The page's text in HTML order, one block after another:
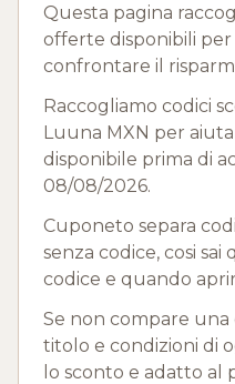
Questa pagina
offerte disponibili
confrontare il
Raccogliamo codici
Luuna MXN per
disponibile prima di
08/08/2026.
Cuponeto separa
senza codice, cosi
codice e quando
Se non compare una
titolo e condizioni di
lo sconto e adatto al